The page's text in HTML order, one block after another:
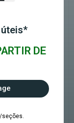
DE
seções.